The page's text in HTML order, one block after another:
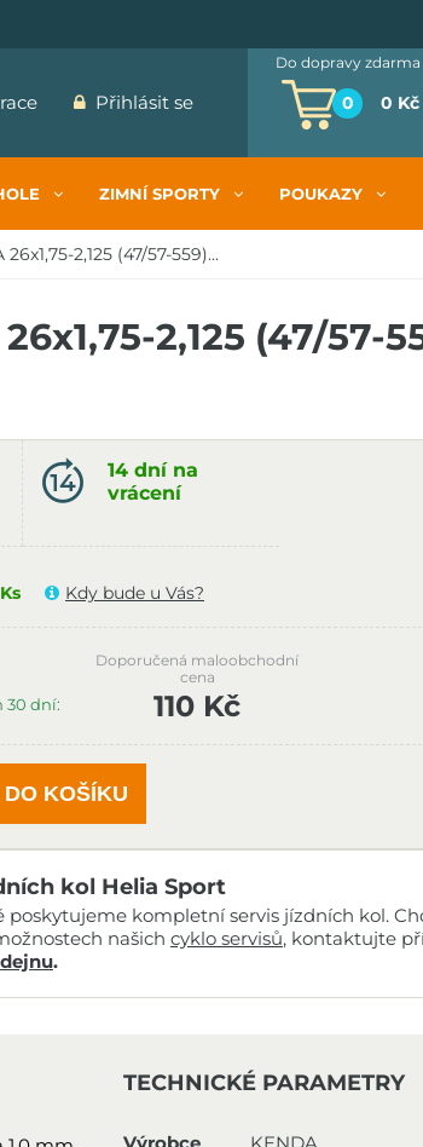
Přihlásit se 0 0 Kč
Do dopravy zdarma
ZIMNÍ SPORTY POUKAZY
2,125 (47/57-559)...
2,125 (47/57-
14 dní na
vrácení
Kdy bude u Vás?
30 dní:
Doporučená maloobchodní
cena
110 Kč
DO KOŠÍKU
kol Helia Sport
poskytujeme kompletní servis jízdních kol.
našich cyklo servisů, kontaktujte
.
TECHNICKÉ PARAMETRY